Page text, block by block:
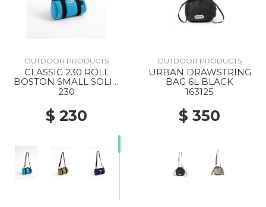
OUTDOOR PRODUCTS
CLASSIC 230 ROLL
BOSTON SMALL SOLID
SKYBLUE
230
$ 230
OUTDOOR PRODUCTS
URBAN DRAWSTRING
BAG 6L BLACK
163125
$ 350